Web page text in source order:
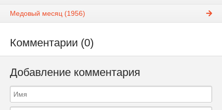
Медовый месяц (1956)
Комментарии (0)
Добавление комментария